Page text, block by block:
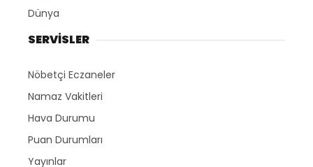
Dünya
SERVİSLER
Nöbetçi Eczaneler
Namaz Vakitleri
Hava Durumu
Puan Durumları
Yayınlar